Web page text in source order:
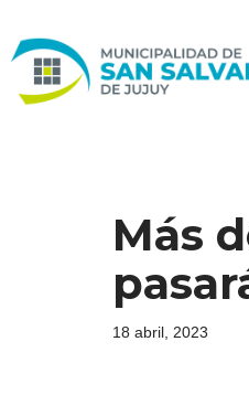
Ir
al
Más
18 abril, 2023